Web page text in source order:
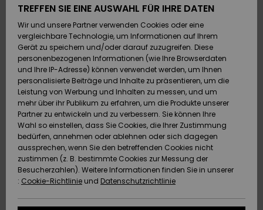
Schuhe&
Flip-Flops
Surf
Snow
Brandneu
Highlights
Schuhe&
Flip-Flops
Surf
Snow
Brandneu
Highlights
FRAUEN
Highlights
Snow
SURF
Kinder
Highlights
Community
SNOW
Kinder
Snow Shop
Damen
Highlights
Community
DOPPELTER
RABATT
KINDER
Outlet
Frauen
HILFE & KONTAKT
Retouren
Bezahlung
Geschenkkarte
Quiksilver
Freedom
Datenschutz
NACHHALTIGKEIT
TREFFEN SIE EINE AUSWAHL FÜR IHRE DATEN
Wir und unsere Partner verwenden Cookies oder eine
vergleichbare Technologie, um Informationen auf Ihrem
Gerät zu speichern und/oder darauf zuzugreifen. Diese
personenbezogenen Informationen (wie Ihre Browserdaten
und Ihre IP-Adresse) können verwendet werden, um Ihnen
personalisierte Beiträge und Inhalte zu präsentieren, um die
Leistung von Werbung und Inhalten zu messen, und um
mehr über ihr Publikum zu erfahren, um die Produkte unserer
Partner zu entwickeln und zu verbessern. Sie können Ihre
Wahl so einstellen, dass Sie Cookies, die Ihrer Zustimmung
bedürfen, annehmen oder ablehnen oder sich dagegen
aussprechen, wenn Sie den betreffenden Cookies nicht
zustimmen (z. B. bestimmte Cookies zur Messung der
Besucherzahlen). Weitere Informationen finden Sie in unserer
: Cookie-Richtlinie und Datenschutzrichtlinie